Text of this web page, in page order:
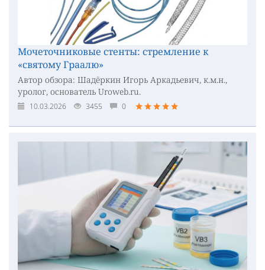
Мочеточниковые стенты: стремление к
«святому Граалю»
Автор обзора: Шадёркин Игорь Аркадьевич, к.м.н.,
уролог, основатель Uroweb.ru.
10.03.2026 3455 0